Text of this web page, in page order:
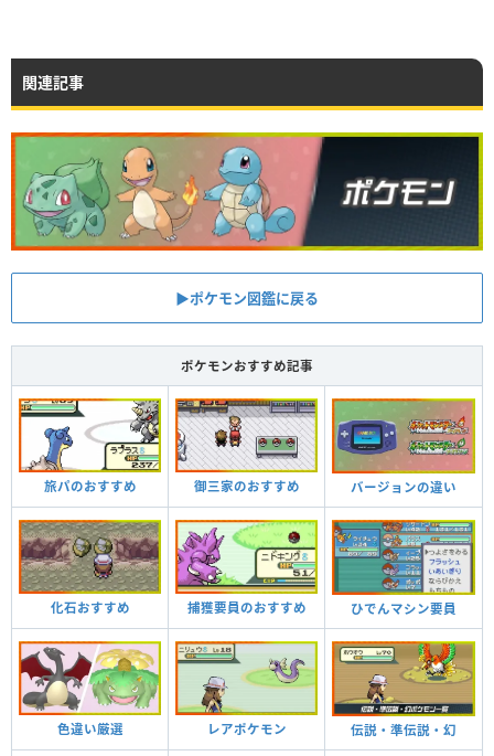
関連記事
▶︎ポケモン図鑑に戻る
ポケモンおすすめ記事
旅パのおすすめ 御三家のおすすめ バージョンの違い
化石おすすめ 捕獲要員のおすすめ ひでんマシン要員
色違い厳選 レアポケモン 伝説・準伝説・幻